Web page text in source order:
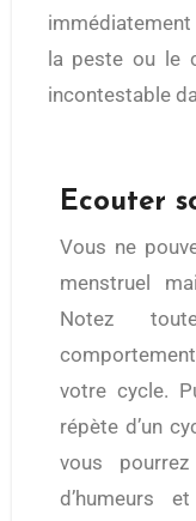
la peste ou le
incontestable
Ecouter
Vous ne pouvez rien faire contre votre cycle
menstruel
Notez
votre cycle.
répète d’un
vous
d’humeurs